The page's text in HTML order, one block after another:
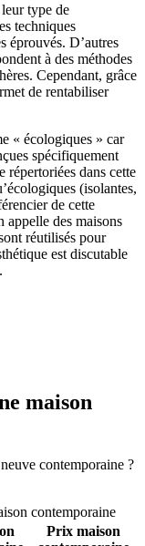
type de
techniques
éprouvés. D’autres
à des méthodes
Cependant, grâce
de rentabiliser
« écologiques » car
spécifiquement
répertoriées dans cette
(isolantes,
de cette
appelle des maisons
réutilisés pour
est discutable
maison
contemporaine ?
contemporaine
Prix maison